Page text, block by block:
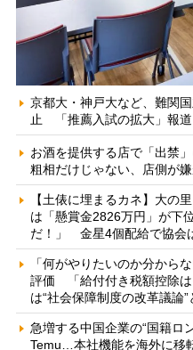
京都大・神戸大など、難関
止 「推薦入試の拡大」報
お酒を提供する店で「出禁
粗相だけじゃない、店側が
【土俵に埋まるカネ】大の
は「懸賞金2826万円」が下
だ！」 金星4個配給で協会
「何がやりたいのか分から
評価 「給付付き税額控除
は“社会保障制度の改革議論”
急増する中国企業の“国籍ロ
Temu…本社機能を海外に移